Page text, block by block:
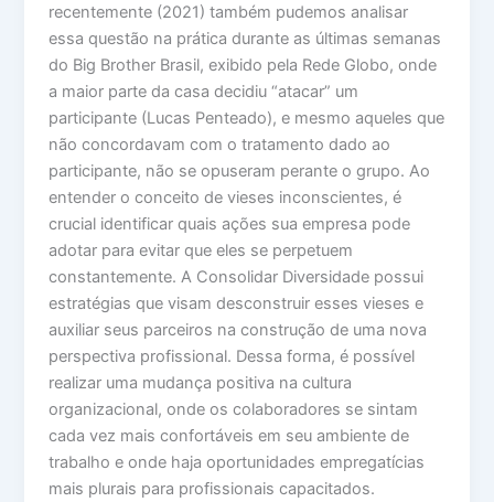
recentemente (2021) também pudemos analisar
essa questão na prática durante as últimas semanas
do Big Brother Brasil, exibido pela Rede Globo, onde
a maior parte da casa decidiu “atacar” um
participante (Lucas Penteado), e mesmo aqueles que
não concordavam com o tratamento dado ao
participante, não se opuseram perante o grupo. Ao
entender o conceito de vieses inconscientes, é
crucial identificar quais ações sua empresa pode
adotar para evitar que eles se perpetuem
constantemente. A Consolidar Diversidade possui
estratégias que visam desconstruir esses vieses e
auxiliar seus parceiros na construção de uma nova
perspectiva profissional. Dessa forma, é possível
realizar uma mudança positiva na cultura
organizacional, onde os colaboradores se sintam
cada vez mais confortáveis em seu ambiente de
trabalho e onde haja oportunidades empregatícias
mais plurais para profissionais capacitados.